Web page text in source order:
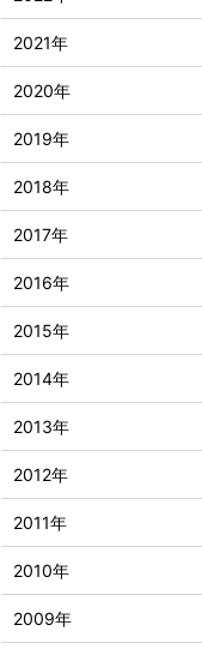
2021年
2020年
2019年
2018年
2017年
2016年
2015年
2014年
2013年
2012年
2011年
2010年
2009年